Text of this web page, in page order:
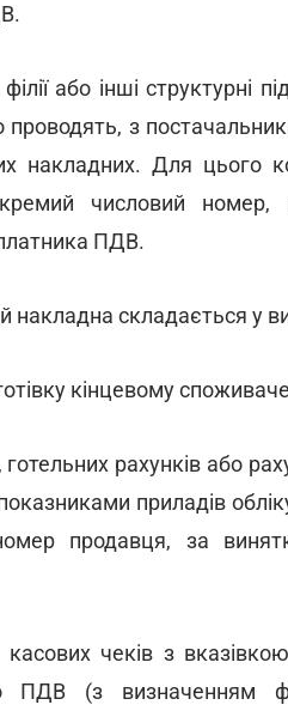
або інші структурні
проводять, з
накладних. Для цього
числовий
ПДВ.
накладна складається у
кінцевому
рахунків або
приладів
продавця, за
чеків з
ПДВ (з визначенням